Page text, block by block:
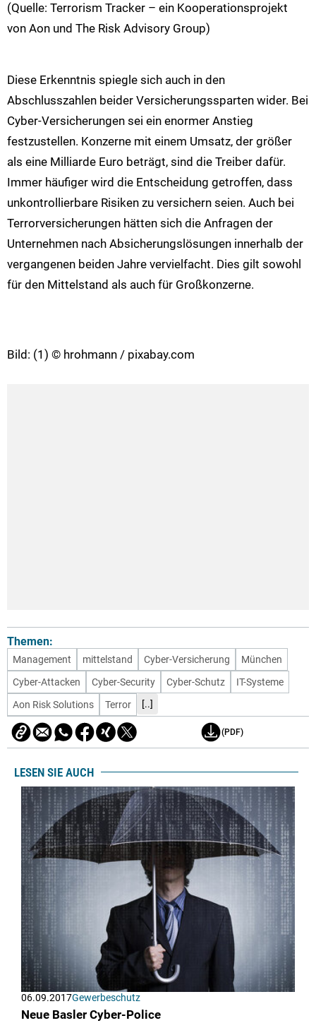
(Quelle: Terrorism Tracker – ein Kooperationsprojekt
von Aon und The Risk Advisory Group)
Diese Erkenntnis spiegle sich auch in den
Abschlusszahlen beider Versicherungssparten wider. Bei
Cyber-Versicherungen sei ein enormer Anstieg
festzustellen. Konzerne mit einem Umsatz, der größer
als eine Milliarde Euro beträgt, sind die Treiber dafür.
Immer häufiger wird die Entscheidung getroffen, dass
unkontrollierbare Risiken zu versichern seien. Auch bei
Terrorversicherungen hätten sich die Anfragen der
Unternehmen nach Absicherungslösungen innerhalb der
vergangenen beiden Jahre vervielfacht. Dies gilt sowohl
für den Mittelstand als auch für Großkonzerne.
Bild: (1) © hrohmann / pixabay.com
Themen:
Management mittelstand Cyber-Versicherung
München
Cyber-Attacken
Cyber-Security Cyber-Schutz
IT-Systeme
Aon Risk Solutions
Terror [..]
(PDF)
LESEN SIE AUCH
06.09.2017Gewerbeschutz
Neue Basler Cyber-Police